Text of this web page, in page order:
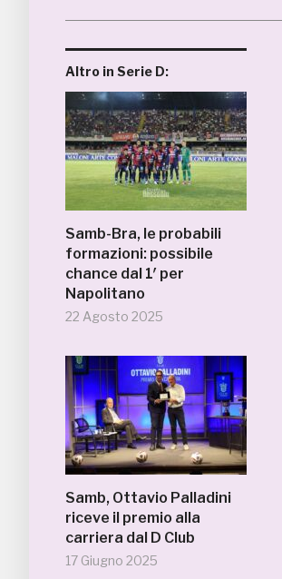
Altro in Serie D:
Samb-Bra, le probabili
formazioni: possibile
chance dal 1′ per
Napolitano
22 Agosto 2025
Samb, Ottavio Palladini
riceve il premio alla
carriera dal D Club
17 Giugno 2025